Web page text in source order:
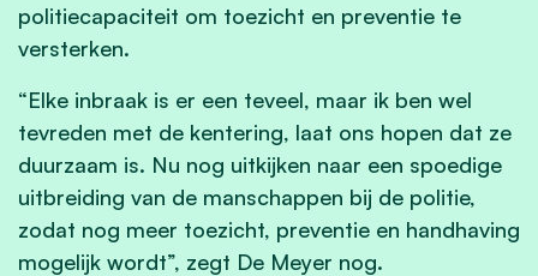
politiecapaciteit om toezicht en preventie te
versterken.
“Elke inbraak is er een teveel, maar ik ben wel
tevreden met de kentering, laat ons hopen dat ze
duurzaam is. Nu nog uitkijken naar een spoedige
uitbreiding van de manschappen bij de politie,
zodat nog meer toezicht, preventie en handhaving
mogelijk wordt”, zegt De Meyer nog.